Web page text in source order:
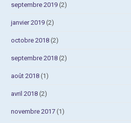
septembre 2019 (2)
janvier 2019 (2)
octobre 2018 (2)
septembre 2018 (2)
août 2018 (1)
avril 2018 (2)
novembre 2017 (1)